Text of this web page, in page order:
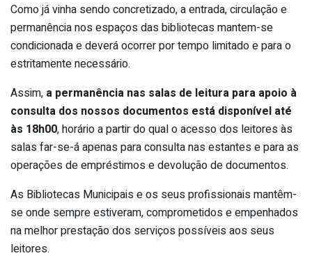
Como já vinha sendo concretizado, a entrada, circulação e
permanência nos espaços das bibliotecas mantem-se
condicionada e deverá ocorrer por tempo limitado e para o
estritamente necessário.
Assim, a permanência nas salas de leitura para apoio à
consulta dos nossos documentos está disponível até
às 18h00, horário a partir do qual o acesso dos leitores às
salas far-se-á apenas para consulta nas estantes e para as
operações de empréstimos e devolução de documentos.
As Bibliotecas Municipais e os seus profissionais mantêm-
se onde sempre estiveram, comprometidos e empenhados
na melhor prestação dos serviços possíveis aos seus
leitores.